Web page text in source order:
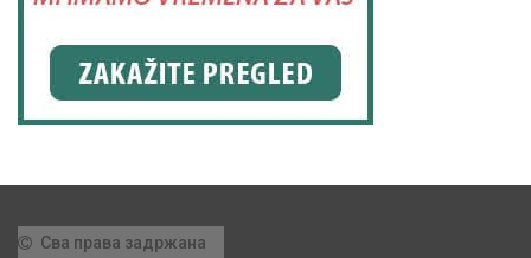
Сва права задржана